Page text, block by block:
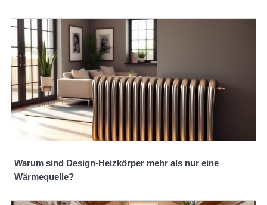
Warum sind Design-Heizkörper mehr als nur eine
Wärmequelle?